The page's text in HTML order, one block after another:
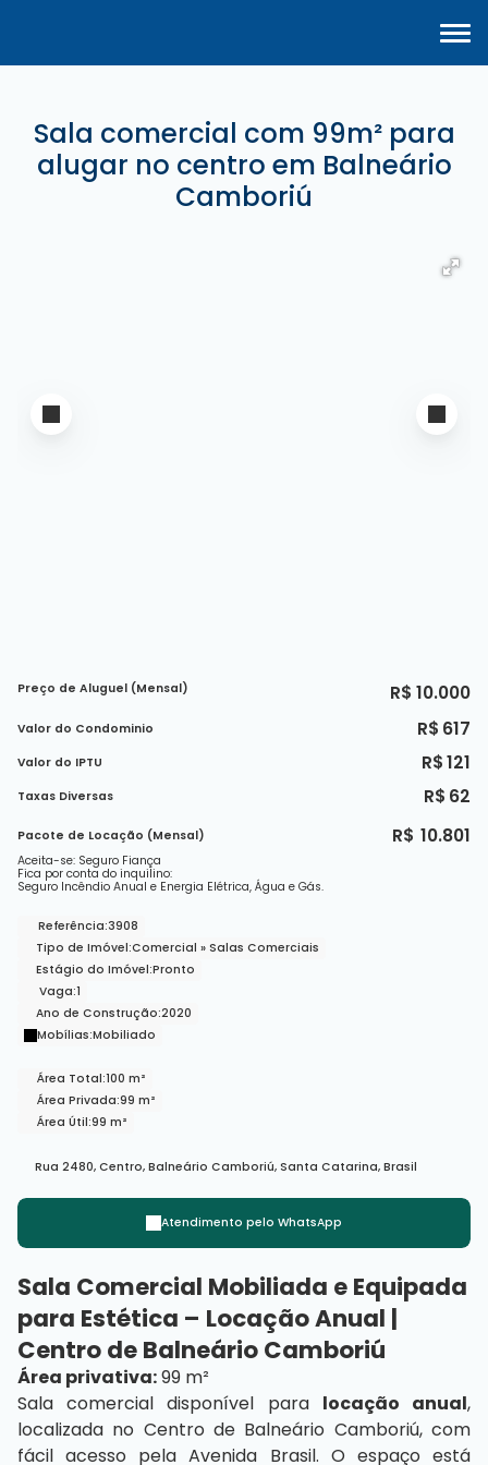
Sala comercial com 99m² para
alugar no centro em Balneário
Camboriú
R$ 10.000
Preço de Aluguel (Mensal)
Aceita-se: Seguro Fiança
Fica por conta do inquilino:
Seguro Incêndio Anual e Energia Elétrica, Água e Gás.
Valor do IPTU R$121
Valor do Condominio R$ 617
Taxas Diversas R$ 62
R$ 10.801
Pacote de Locação (Mensal)
Referência:3908
Tipo de Imóvel:Comercial » Salas Comerciais
Estágio do Imóvel:Pronto
Vaga:1
Ano de Construção:2020
Mobílias:Mobiliado
Área Total:100 m²
Área Privada:99 m²
Área Útil:99 m²
Rua 2480,Centro,Balneário Camboriú,Santa Catarina,Brasil
Atendimento pelo WhatsApp
Sala Comercial Mobiliada e Equipada
para Estética – Locação Anual |
Centro de Balneário Camboriú
Área privativa:99 m²
Sala comercial disponível para locação anual,
localizada no Centro de Balneário Camboriú, com
fácil acesso pela Avenida Brasil. O espaço está